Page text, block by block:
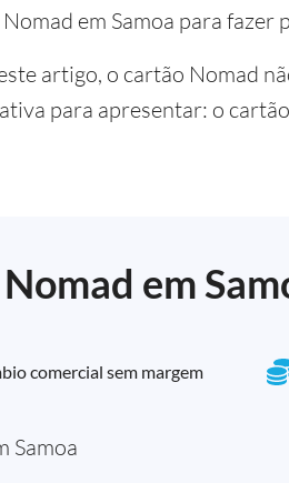
em Samoa para fazer
artigo, o cartão Nomad
para apresentar: o
em
comercial sem margem
Samoa